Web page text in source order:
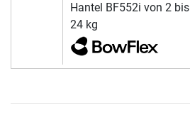
Hantel BF552i von 2 bis
24 kg